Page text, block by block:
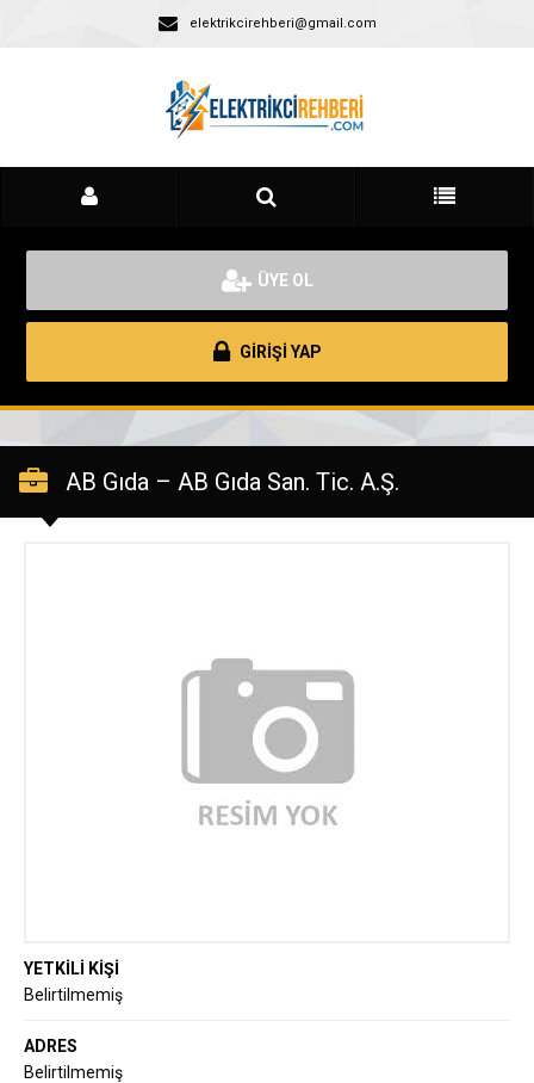
elektrikcirehberi@gmail.com
ÜYE OL
GİRİŞİ YAP
AB Gıda – AB Gıda San. Tic. A.Ş.
YETKİLİ KİŞİ
Belirtilmemiş
ADRES
Belirtilmemiş